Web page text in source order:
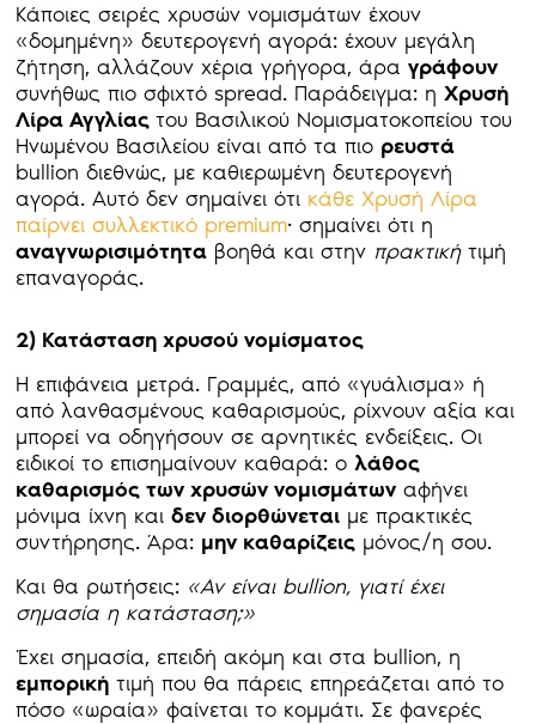
Κάποιες σειρές χρυσών νομισμάτων έχουν
«δομημένη» δευτερογενή αγορά: έχουν μεγάλη
ζήτηση, αλλάζουν χέρια γρήγορα, άραγράφουν
συνήθως πιο σφιχτό spread. Παράδειγμα: ηΧρυσή
Λίρα Αγγλίαςτου Βασιλικού Νομισματοκοπείου του
Ηνωμένου Βασιλείου είναι από τα πιο ρευστά
bullion διεθνώς, με καθιερωμένη δευτερογενή
αγορά. Αυτό δεν σημαίνει ότι κάθε Χρυσή Λίρα
παίρνει συλλεκτικό premium· σημαίνει ότι η
αναγνωρισιμότητα βοηθά και στην πρακτικήτιμή
επαναγοράς.
2) Κατάσταση χρυσού νομίσματος
Η επιφάνεια μετρά. Γραμμές, από «γυάλισμα» ή
από λανθασμένους καθαρισμούς, ρίχνουν αξία και
μπορεί να οδηγήσουν σε αρνητικές ενδείξεις. Οι
ειδικοί το επισημαίνουν καθαρά: ολάθος
καθαρισμός των χρυσών νομισμάτων αφήνει
μόνιμα ίχνη καιδεν διορθώνεται με πρακτικές
συντήρησης. Άρα: μην καθαρίζεις μόνος/η σου.
Και θα ρωτήσεις: «Αν είναι bullion, γιατί έχει
σημασία η κατάσταση;»
Έχει σημασία, επειδή ακόμη και στα bullion, η
εμπορική τιμή που θα πάρεις επηρεάζεται από το
πόσο «ωραία» φαίνεται το κομμάτι. Σε φανερές